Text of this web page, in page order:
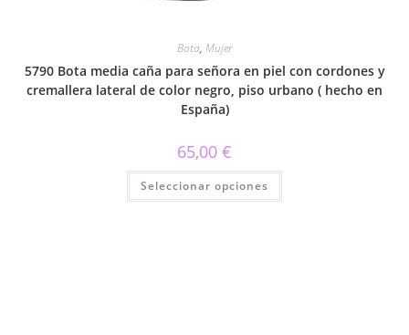
Bota, Mujer
5790 Bota media caña para señora en piel con cordones y
cremallera lateral de color negro, piso urbano ( hecho en
España)
65,00 €
Seleccionar opciones
Este
tiene